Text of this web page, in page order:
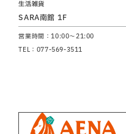
生活雑貨
SARA南館 1F
営業時間：10:00～21:00
TEL：077-569-3511